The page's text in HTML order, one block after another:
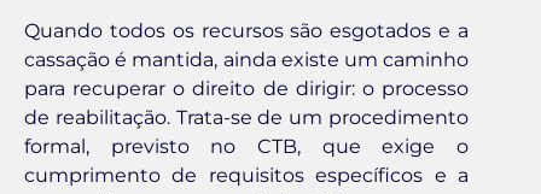
Quando todos os recursos são esgotados e a
cassação é mantida, ainda existe um caminho
para recuperar o direito de dirigir: o processo
de reabilitação. Trata-se de um procedimento
formal, previsto no CTB, que exige o
cumprimento de requisitos específicos e a